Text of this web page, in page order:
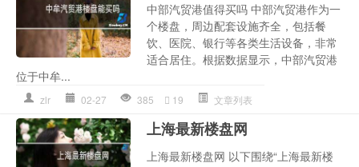
中部汽贸港值得买吗 中部汽贸港作为一
个楼盘，周边配套设施齐全，包括餐
饮、医院、银行等各类生活设备，非常
适合居住。根据数据显示，中部汽贸港
位于中牟...
zlr 02-27 385 19 文章列表
上海最新楼盘网
上海最新楼盘网 以下围绕“上海最新楼